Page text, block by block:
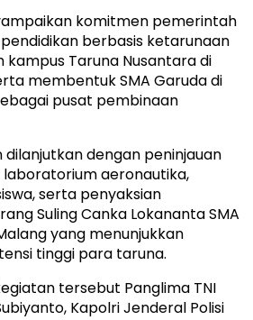
komitmen pemerintah
berbasis ketarunaan
Taruna Nusantara di
membentuk SMA Garuda di
pusat pembinaan
dilanjutkan dengan peninjauan
laboratorium aeronautika,
serta penyaksian
Suling Canka Lokananta SMA
yang menunjukkan
tinggi para taruna.
tersebut Panglima TNI
Kapolri Jenderal Polisi